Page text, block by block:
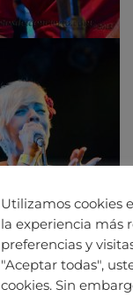
Utilizamos cookies
la experiencia más
preferencias y
"Aceptar todas",
cookies. Sin